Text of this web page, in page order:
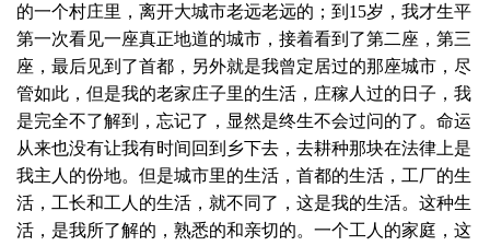
的一个村庄里，离开大城市老远老远的；到 15岁，我才生平
第一次看见一座真正地道的城市，接着看到了第二座，第三
座，最后见到了首都，另外就是我曾定居过的那座城市，尽
管如此，但是我的老家庄子里的生活，庄稼人过的日子，我
是完全不了解到，忘记了，显然是终生不会过问的了。命运
从来也没有让我有时间回到乡下去，去耕种那块在法律上是
我主人的份地。但是城市里的生活，首都的生活，工厂的生
活，工长和工人的生活，就不同了，这是我的生活。这种生
活，是我所了解的，熟悉的和亲切的。一个工人的家庭，这